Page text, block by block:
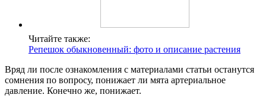
Читайте также:
Репешок обыкновенный: фото и описание растения
Вряд ли после ознакомления с материалами статьи останутся
сомнения по вопросу, понижает ли мята артериальное
давление. Конечно же, понижает.